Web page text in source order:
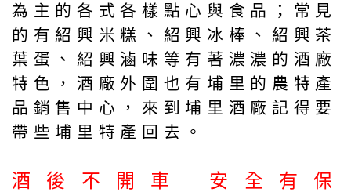
為主的各式各樣點心與食品；常見
的有紹興米糕、紹興冰棒、紹興茶
葉蛋、紹興滷味等有著濃濃的酒廠
特色，酒廠外圍也有埔里的農特產
品銷售中心，來到埔里酒廠記得要
帶些埔里特產回去。
酒 後 不 開 車 安 全 有 保